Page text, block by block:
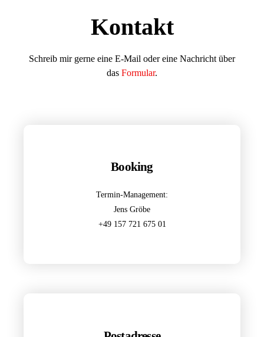
Kontakt
Schreib mir gerne eine E-Mail oder eine Nachricht über
das Formular.
Booking
Termin-Management:
Jens Gröbe
+49 157 721 675 01